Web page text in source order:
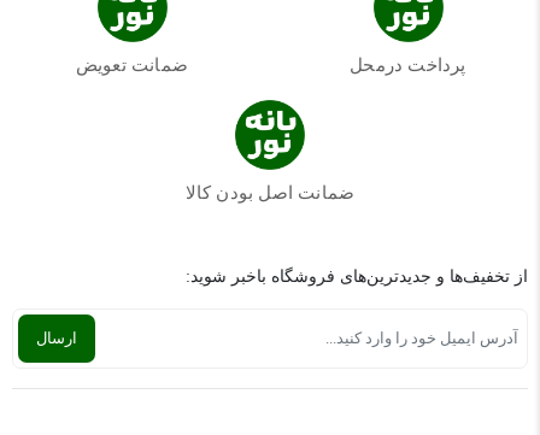
پرداخت درمحل ضمانت تعویض
ضمانت اصل بودن کالا
از تخفیف‌ها و جدیدترین‌های فروشگاه باخبر شوید: